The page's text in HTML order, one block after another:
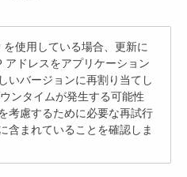
使用している場合、更新に
ドレスをアプリケーション
いバージョンに再割り当てし
ンタイムが発生する可能性
考慮するために必要な再試行
含まれていることを確認しま